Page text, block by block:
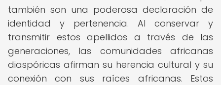
también son una poderosa declaración de
identidad y pertenencia. Al conservar y
transmitir estos apellidos a través de las
generaciones, las comunidades africanas
diaspóricas afirman su herencia cultural y su
conexión con sus raíces africanas. Estos